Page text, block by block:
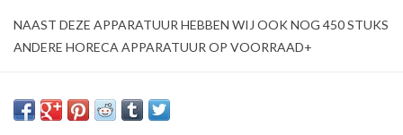
NAAST DEZE APPARATUUR HEBBEN WIJ OOK NOG 450 STUKS
ANDERE HORECA APPARATUUR OP VOORRAAD+
Merk: Hobart